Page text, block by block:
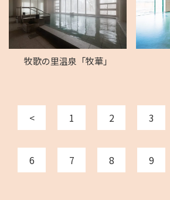
牧歌の里温泉「牧華」
< 1 2 3
6 7 8 9